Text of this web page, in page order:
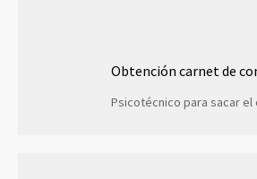
Obtención carnet de
Psicotécnico para sacar el